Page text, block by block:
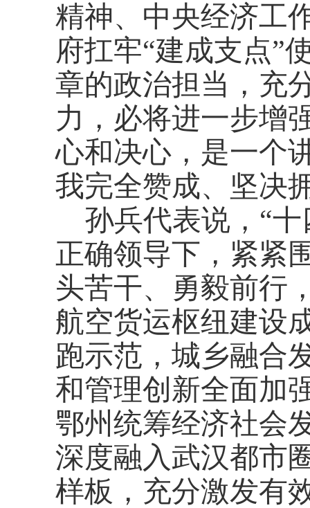
精神、中央经济工
府扛牢“建成支点”
章的政治担当，充
力，必将进一步增
心和决心，是一个
我完全赞成、坚决
孙兵代表说， “
正确领导下，紧紧
头苦干、勇毅前行
航空货运枢纽建设
跑示范，城乡融合
和管理创新全面加
鄂州统筹经济社会
深度融入武汉都市
样板，充分激发有